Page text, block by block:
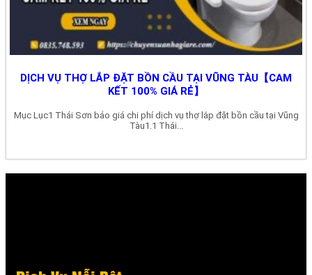
DỊCH VỤ THỢ LẮP ĐẶT BỒN CẦU TẠI VŨNG TÀU【CAM
KẾT 100% GIÁ RẺ】
Mục Lục1 Thái Sơn báo giá chi phí dịch vụ thợ lắp đặt bồn cầu tại Vũng
Tàu1.1 Thái...